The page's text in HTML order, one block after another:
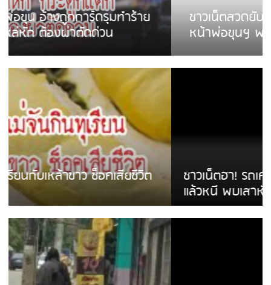
ชาวเน็ตสวดยับ! พบพม่าเร่ขายพวงมาลัย
หน้าพ่อขุนฯ พอไม่ซื้อเดินตาม
ชาวเน็ตฮา! รถเครื่องแม่สายชนป้ายร้านโลงศพ
แล้วหนี พบเสาหัก เบรคหัก หวิดได้ใช้บริการ